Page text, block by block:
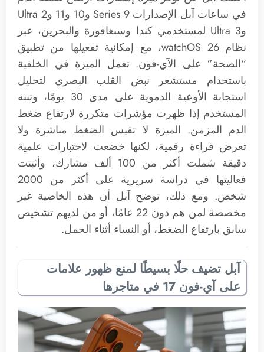
في ساعات آبل الإصدارات Series 9 و10 و11 وUltra 2
وUltra 3 لمستخدمي كندا وسنغافورة والبحرين، عبر
نظام watchOS 26، مع إمكانية تفعيلها من تطبيق
“الصحة” على الآي-فون. تعمل الميزة في الخلفية
باستخدام مستشعر نبض القلب البصري لتحليل
استجابة الأوعية الدموية على مدى 30 يومًا، وتنبه
المستخدم إذا ظهرت مؤشرات متكررة لارتفاع ضغط
الدم المزمن. الميزة لا تقيس الضغط مباشرة ولا
تعرض قراءة رقمية، لكنها خضعت لاختبارات علمية
دقيقة شملت أكثر من 100 ألف مشارك، وأثبتت
فعاليتها في دراسة سريرية على أكثر من 2000
شخص. ومع ذلك، توضح آبل أن هذه الخاصية غير
مخصصة لمن هم دون 22 عامًا، أو من لديهم تشخيص
سابق بارتفاع الضغط، أو النساء أثناء الحمل.
آبل تضيف حلًا بسيطًا لمنع ظهور علامات
على آي-فون 17 في متاجرها